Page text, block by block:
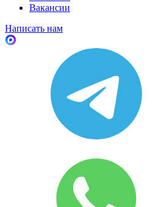
Вакансии
Написать нам